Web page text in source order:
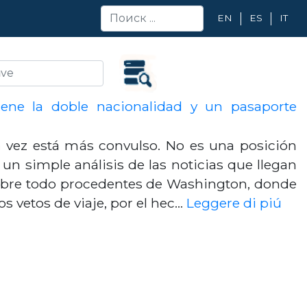
EN ES IT
la doble nacionalidad y un pasaporte
está más convulso. No es una posición
un simple análisis de las noticias que llegan
todo procedentes de Washington, donde
vetos de viaje, por el hec… Leggere di piú